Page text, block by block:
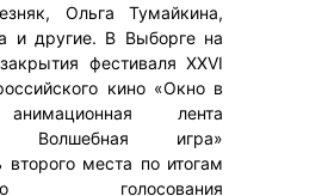
Ольга Тумайкина,
и другие. В Выборге на
фестиваля XXVI
кино «Окно в
лента
Волшебная игра»
второго места по итогам
голосования